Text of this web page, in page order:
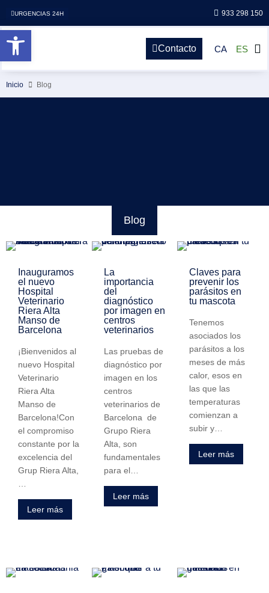
URGENCIAS 24H 933 298 150
Contacto CA ES
Inicio Blog
Blog
Inauguramos
el nuevo
Hospital
Veterinario
Riera Alta
Manso de
Barcelona
¡Bienvenidos al
nuevo Hospital
Veterinario
Riera Alta
Manso de
Barcelona!Con
el compromiso
constante por la
excelencia del
Grup Riera Alta,
Leer más
La
importancia
del
diagnóstico
por imagen en
centros
veterinarios
Las pruebas de
diagnóstico por
imagen en los
centros
veterinarios de
Barcelona de
Grupo Riera
Alta, son
fundamentales
para el…
Leer más
Claves para
prevenir los
parásitos en
tu mascota
Tenemos
asociados los
parásitos a los
meses de más
calor, esos en
las que las
temperaturas
comienzan a
subir y…
Leer más
Abrir barra de herramientas